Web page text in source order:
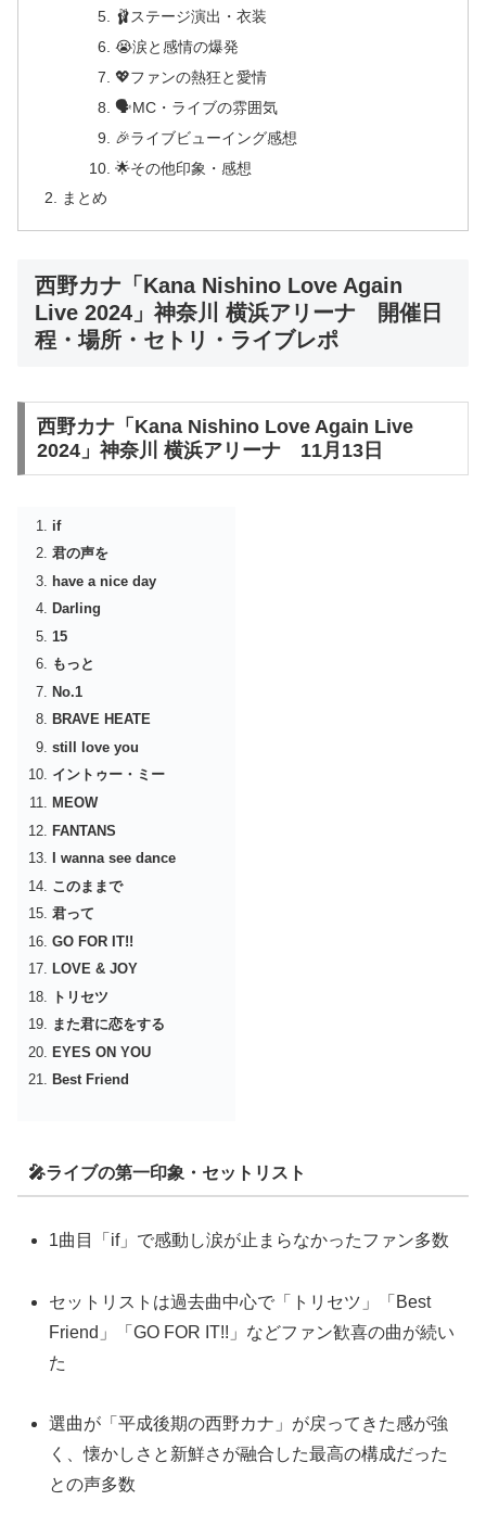
🩰ステージ演出・衣装
😭涙と感情の爆発
💖ファンの熱狂と愛情
🗣️MC・ライブの雰囲気
🎉ライブビューイング感想
🌟その他印象・感想
まとめ
西野カナ「Kana Nishino Love Again
Live 2024」神奈川 横浜アリーナ 開催日
程・場所・セトリ・ライブレポ
西野カナ「Kana Nishino Love Again Live
2024」神奈川 横浜アリーナ 11月13日
if
君の声を
have a nice day
Darling
15
もっと
No.1
BRAVE HEATE
still love you
イントゥー・ミー
MEOW
FANTANS
I wanna see dance
このままで
君って
GO FOR IT!!
LOVE & JOY
トリセツ
また君に恋をする
EYES ON YOU
Best Friend
🎤ライブの第一印象・セットリスト
1曲目「if」で感動し涙が止まらなかったファン多数
セットリストは過去曲中心で「トリセツ」「Best
Friend」「GO FOR IT!!」などファン歓喜の曲が続い
た
選曲が「平成後期の西野カナ」が戻ってきた感が強
く、懐かしさと新鮮さが融合した最高の構成だった
との声多数